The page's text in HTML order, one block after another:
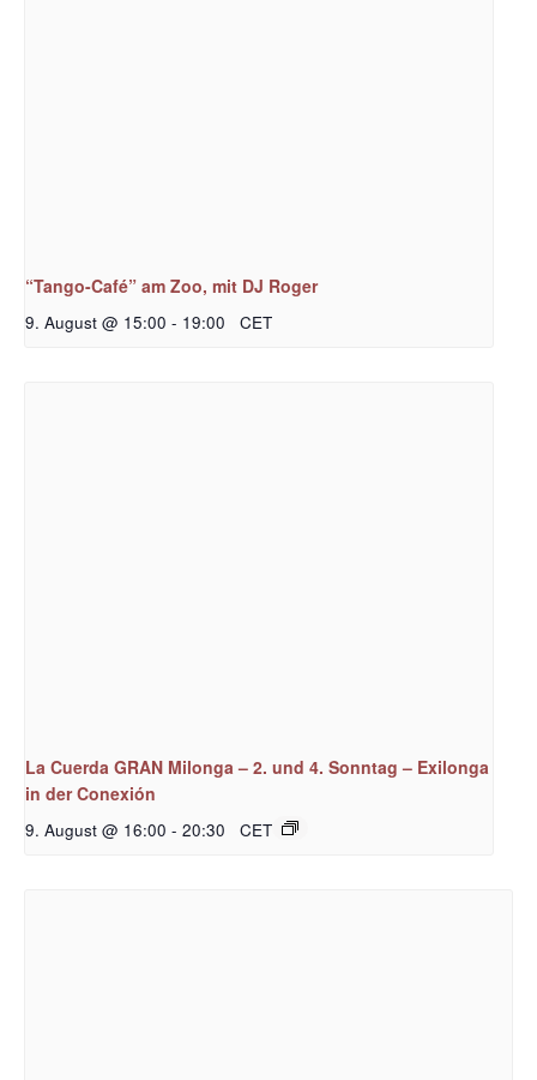
“Tango-Café” am Zoo, mit DJ Roger
9. August @ 15:00 - 19:00 CET
La Cuerda GRAN Milonga – 2. und 4. Sonntag – Exilonga
in der Conexión
9. August @ 16:00 - 20:30 CET